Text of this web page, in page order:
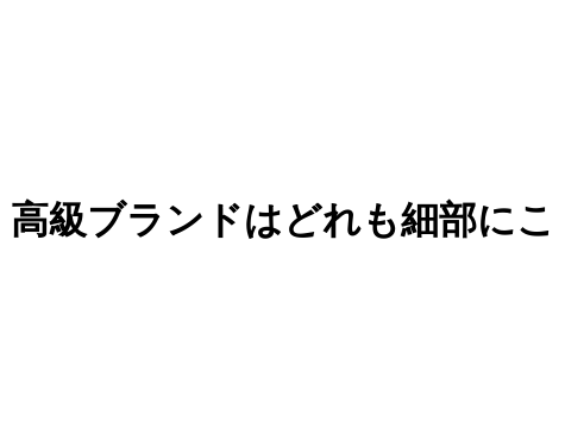
級ブランドはどれも細部にこ